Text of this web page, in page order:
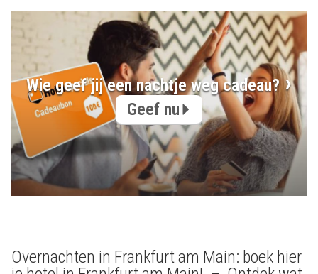
Wie geef jij een nachtje weg cadeau?
Geef nu
Overnachten in Frankfurt am Main: boek hier